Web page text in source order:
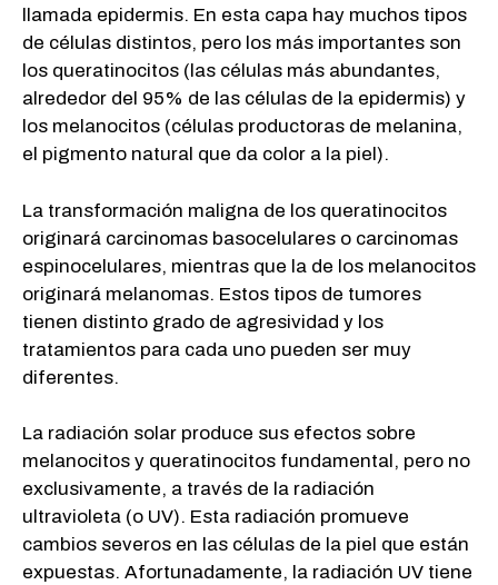
llamada epidermis. En esta capa hay muchos tipos
de células distintos, pero los más importantes son
los queratinocitos (las células más abundantes,
alrededor del 95% de las células de la epidermis) y
los melanocitos (células productoras de melanina,
el pigmento natural que da color a la piel).
La transformación maligna de los queratinocitos
originará carcinomas basocelulares o carcinomas
espinocelulares, mientras que la de los melanocitos
originará melanomas. Estos tipos de tumores
tienen distinto grado de agresividad y los
tratamientos para cada uno pueden ser muy
diferentes.
La radiación solar produce sus efectos sobre
melanocitos y queratinocitos fundamental, pero no
exclusivamente, a través de la radiación
ultravioleta (o UV). Esta radiación promueve
cambios severos en las células de la piel que están
expuestas. Afortunadamente, la radiación UV tiene